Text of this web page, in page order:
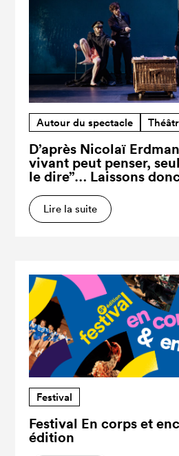
Autour du spectacle
D’après Nicolaï
vivant peut penser,
le dire”… Laissons
Lire la suite
Festival
Festival En corps et
édition